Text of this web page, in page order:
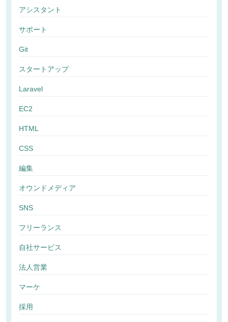
アシスタント
サポート
Git
スタートアップ
Laravel
EC2
HTML
CSS
編集
オウンドメディア
SNS
フリーランス
自社サービス
法人営業
マーケ
採用